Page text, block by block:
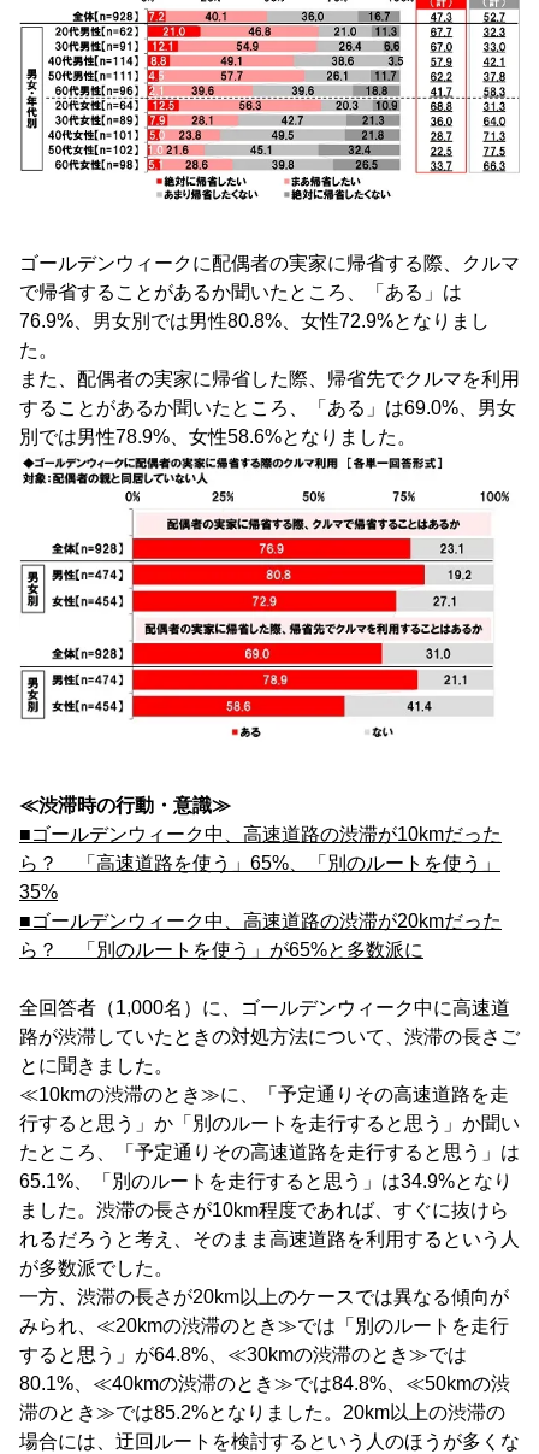
ゴールデンウィークに配偶者の実家に帰省する際、クルマ
で帰省することがあるか聞いたところ、「ある」は
76.9%、男女別では男性80.8%、女性72.9%となりまし
た。
また、配偶者の実家に帰省した際、帰省先でクルマを利用
することがあるか聞いたところ、「ある」は69.0%、男女
別では男性78.9%、女性58.6%となりました。
≪渋滞時の行動・意識≫
■ゴールデンウィーク中、高速道路の渋滞が10kmだった
ら？ 「高速道路を使う」65%、「別のルートを使う」
35%
■ゴールデンウィーク中、高速道路の渋滞が20kmだった
ら？ 「別のルートを使う」が65%と多数派に
全回答者（1,000名）に、ゴールデンウィーク中に高速道
路が渋滞していたときの対処方法について、渋滞の長さご
とに聞きました。
≪10kmの渋滞のとき≫に、「予定通りその高速道路を走
行すると思う」か「別のルートを走行すると思う」か聞い
たところ、「予定通りその高速道路を走行すると思う」は
65.1%、「別のルートを走行すると思う」は34.9%となり
ました。渋滞の長さが10km程度であれば、すぐに抜けら
れるだろうと考え、そのまま高速道路を利用するという人
が多数派でした。
一方、渋滞の長さが20km以上のケースでは異なる傾向が
みられ、≪20kmの渋滞のとき≫では「別のルートを走行
すると思う」が64.8%、≪30kmの渋滞のとき≫では
80.1%、≪40kmの渋滞のとき≫では84.8%、≪50kmの渋
滞のとき≫では85.2%となりました。20km以上の渋滞の
場合には、迂回ルートを検討するという人のほうが多くな